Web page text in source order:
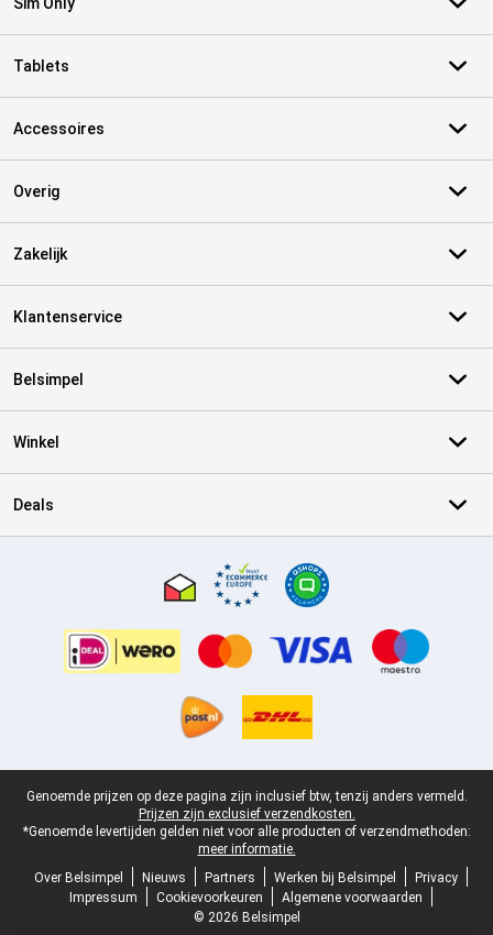
Tablets
Accessoires
Overig
Zakelijk
Klantenservice
Belsimpel
Winkel
Deals
Juridische voettekst
Genoemde prijzen op deze pagina zijn inclusief btw, tenzij anders vermeld.
Prijzen zijn exclusief verzendkosten.
*Genoemde levertijden gelden niet voor alle producten of verzendmethoden:
meer informatie.
Over Belsimpel
Nieuws Partners Werken bij Belsimpel
Privacy
Impressum
Cookievoorkeuren
Algemene voorwaarden
© 2026 Belsimpel